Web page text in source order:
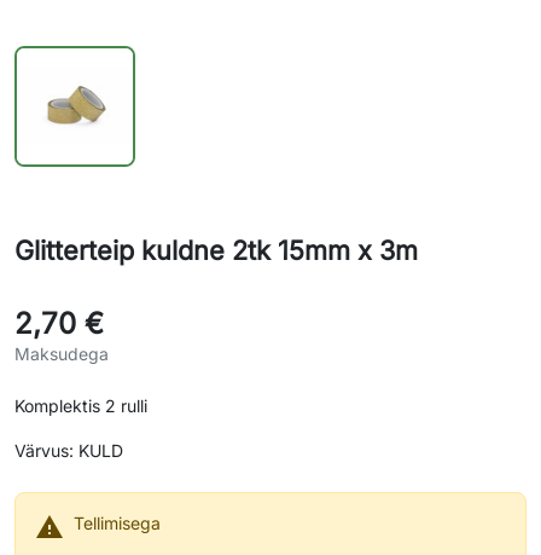
Glitterteip kuldne 2tk 15mm x 3m
2,70 €
Maksudega
Komplektis 2 rulli
Värvus: KULD
 Tellimisega